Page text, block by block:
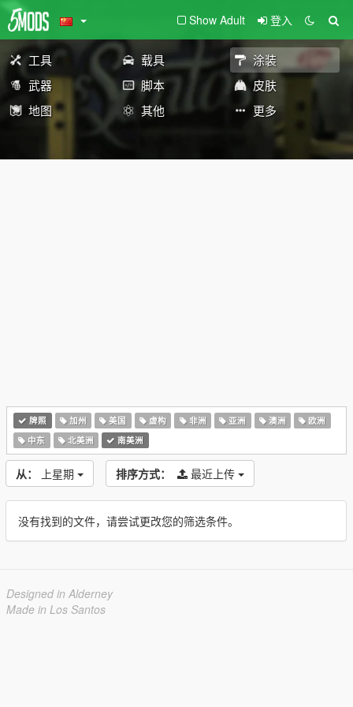
Show Adult 登入
工具 载具
涂装
武器
脚本
皮肤
地图
其他 更多
牌照 加州 美国 虚构 非洲 亚洲 澳洲
欧洲
中东
北美洲 南美洲
从： 上星期 排序方式： 最近上传
没有找到的文件，请尝试更改您的筛选条件。
Designed in Alderney
Made in Los Santos